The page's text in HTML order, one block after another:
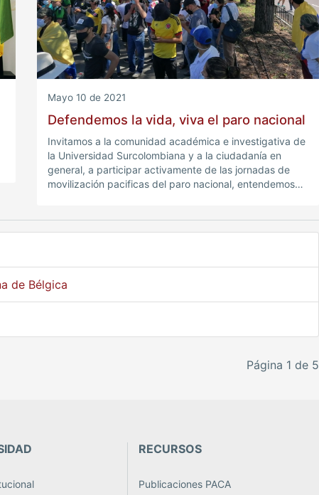
Mayo 10 de 2021
Defendemos la vida, viva el paro nacional
Invitamos a la comunidad académica e investigativa de
la Universidad Surcolombiana y a la ciudadanía en
general, a participar activamente de las jornadas de
movilización pacificas del paro nacional, entendemos
de Bélgica
Página 1 de 5
RECURSOS
Publicaciones PACA